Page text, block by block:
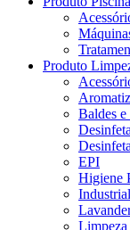
Produto
Baldes e
EPI
Higiene
Industrial
Limpeza